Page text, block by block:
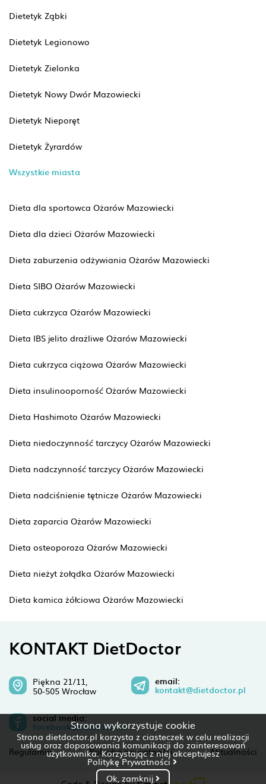
Strona wykorzystuje cookie
Strona dietdoctor.pl korzysta z ciasteczek w celu realizacji
usług oraz dopasowania komunikacji do zainteresowań
użytkownika. Korzystając z niej akceptujesz
Politykę Prywatności
Ok, zamknij
Dietetyk Ząbki
Dietetyk Legionowo
Dietetyk Zielonka
Dietetyk Nowy Dwór Mazowiecki
Dietetyk Nieporęt
Dietetyk Żyrardów
Wszystkie miasta
Dieta dla sportowca Ożarów Mazowiecki
Dieta dla dzieci Ożarów Mazowiecki
Dieta zaburzenia odżywiania Ożarów Mazowiecki
Dieta SIBO Ożarów Mazowiecki
Dieta cukrzyca Ożarów Mazowiecki
Dieta IBS jelito drażliwe Ożarów Mazowiecki
Dieta cukrzyca ciążowa Ożarów Mazowiecki
Dieta insulinooporność Ożarów Mazowiecki
Dieta Hashimoto Ożarów Mazowiecki
Dieta niedoczynność tarczycy Ożarów Mazowiecki
Dieta nadczynność tarczycy Ożarów Mazowiecki
Dieta nadciśnienie tętnicze Ożarów Mazowiecki
Dieta zaparcia Ożarów Mazowiecki
Dieta osteoporoza Ożarów Mazowiecki
Dieta nieżyt żołądka Ożarów Mazowiecki
Dieta kamica żółciowa Ożarów Mazowiecki
KONTAKT DietDoctor
Piękna 21/11,
50-505 Wrocław
email:
kontakt@dietdoctor.pl
social media:
facebook.pl/dietdoctor
Regulamin Polityka prywatności Aktualności